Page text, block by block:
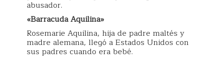
abusador.
«Barracuda Aquilina»
Rosemarie Aquilina, hija de padre maltés y
madre alemana, llegó a Estados Unidos con
sus padres cuando era bebé.